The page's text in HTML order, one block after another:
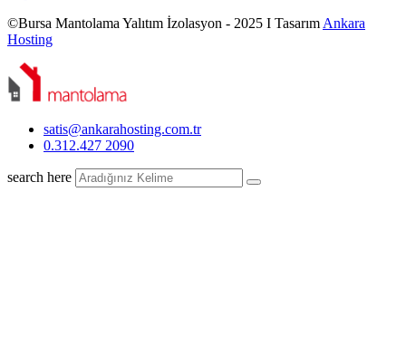
©Bursa Mantolama Yalıtım İzolasyon - 2025 I TasarımAnkara
Hosting
satis@ankarahosting.com.tr
0.312.427 2090
search here